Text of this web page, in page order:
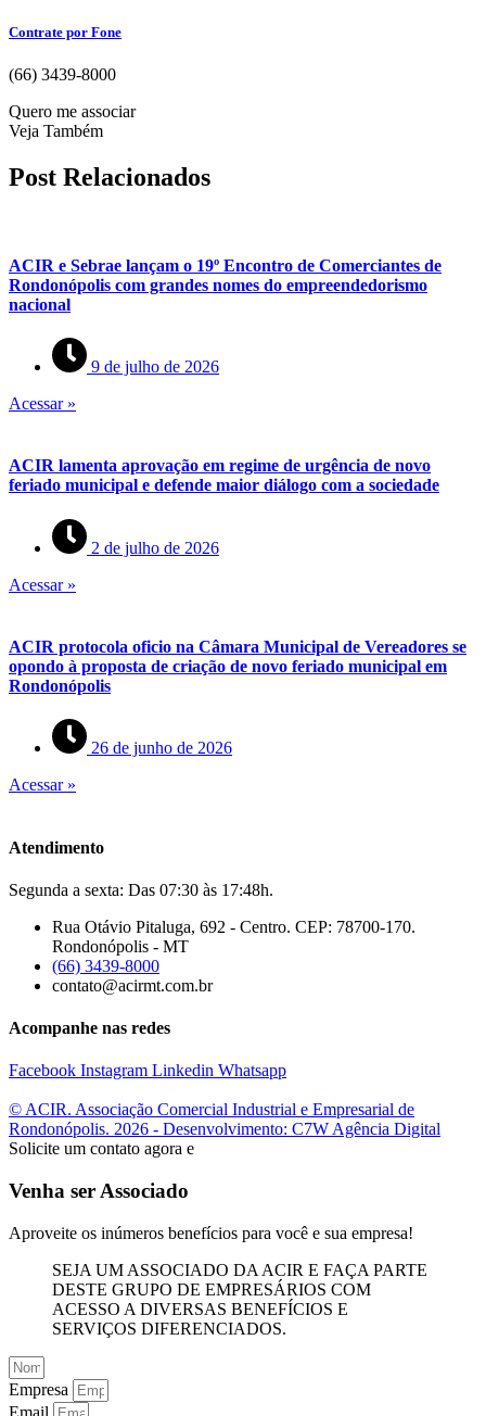
Contrate por Fone
(66) 3439-8000
Quero me associar
Veja Também
Post Relacionados
ACIR e Sebrae lançam o 19º Encontro de Comerciantes de
Rondonópolis com grandes nomes do empreendedorismo
nacional
9 de julho de 2026
Acessar »
ACIR lamenta aprovação em regime de urgência de novo
feriado municipal e defende maior diálogo com a sociedade
2 de julho de 2026
Acessar »
ACIR protocola oficio na Câmara Municipal de Vereadores se
opondo à proposta de criação de novo feriado municipal em
Rondonópolis
26 de junho de 2026
Acessar »
Atendimento
Segunda a sexta: Das 07:30 às 17:48h.
Rua Otávio Pitaluga, 692 - Centro. CEP: 78700-170.
Rondonópolis - MT
(66) 3439-8000
contato@acirmt.com.br
Acompanhe nas redes
Facebook Instagram Linkedin Whatsapp
© ACIR. Associação Comercial Industrial e Empresarial de
Rondonópolis. 2026 - Desenvolvimento: C7W Agência Digital
Solicite um contato agora e
Venha ser Associado
Aproveite os inúmeros benefícios para você e sua empresa!
SEJA UM ASSOCIADO DA ACIR E FAÇA PARTE
DESTE GRUPO DE EMPRESÁRIOS COM
ACESSO A DIVERSAS BENEFÍCIOS E
SERVIÇOS DIFERENCIADOS.
Empresa
Email